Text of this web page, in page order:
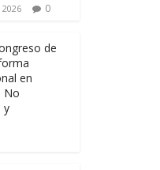
0
de
en
No
y